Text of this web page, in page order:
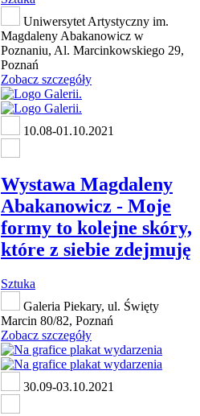
Uniwersytet Artystyczny im.
Magdaleny Abakanowicz w
Poznaniu, Al. Marcinkowskiego 29,
Poznań
Zobacz szczegóły
10.08-01.10.2021
Wystawa Magdaleny
Abakanowicz - Moje
formy to kolejne skóry,
które z siebie zdejmuję
Sztuka
Galeria Piekary, ul. Święty
Marcin 80/82, Poznań
Zobacz szczegóły
30.09-03.10.2021